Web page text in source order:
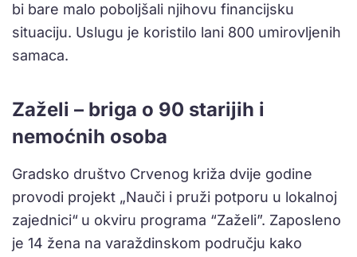
bi bare malo poboljšali njihovu financijsku
situaciju. Uslugu je koristilo lani 800 umirovljenih
samaca.
Zaželi – briga o 90 starijih i
nemoćnih osoba
Gradsko društvo Crvenog križa dvije godine
provodi projekt „Nauči i pruži potporu u lokalnoj
zajednici“ u okviru programa “Zaželi”. Zaposleno
je 14 žena na varaždinskom području kako